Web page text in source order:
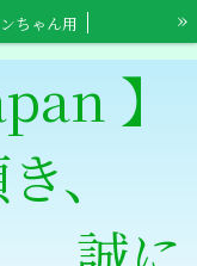
ちゃん用
ネコちゃんショップ
特定商取引法表記
»
】
、